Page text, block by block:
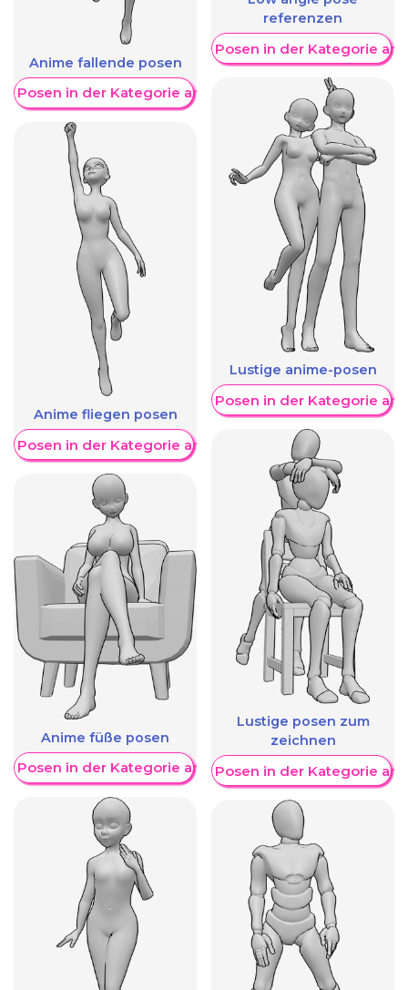
Anime fallende posen
Posen in der Kategorie anzeigen
Anime fliegen posen
Posen in der Kategorie anzeigen
Anime füße posen
Posen in der Kategorie anzeigen
referenzen
Weitere Posen in der Kategorie
Lustige anime-posen
Weitere Posen in der Kategorie
Lustige posen zum
zeichnen
Weitere Posen in der Kategorie